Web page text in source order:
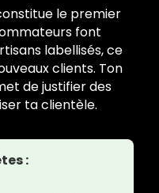
le premier
font
labellisés, ce
clients. Ton
de justifier des
ta clientèle.
: